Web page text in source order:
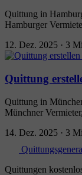
Quittung in
Hamburger
12. Dez. 2025 · 3
Quittung
Quittung in
Münchner
14. Dez. 2025 · 3
Quittungen